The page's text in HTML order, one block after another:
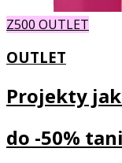
Z500 OUTLET
OUTLET
Projekty
do -50%